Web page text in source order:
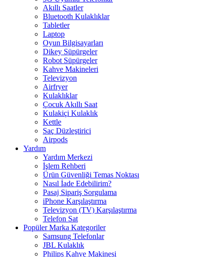
Akıllı Saatler
Bluetooth Kulaklıklar
Tabletler
Laptop
Oyun Bilgisayarları
Dikey Süpürgeler
Robot Süpürgeler
Kahve Makineleri
Televizyon
Airfryer
Kulaklıklar
Çocuk Akıllı Saat
Kulakiçi Kulaklık
Kettle
Saç Düzleştirici
Airpods
Yardım
Yardım Merkezi
İşlem Rehberi
Ürün Güvenliği Temas Noktası
Nasıl İade Edebilirim?
Pasaj Sipariş Sorgulama
iPhone Karşılaştırma
Televizyon (TV) Karşılaştırma
Telefon Sat
Popüler Marka Kategoriler
Samsung Telefonlar
JBL Kulaklık
Philips Kahve Makinesi